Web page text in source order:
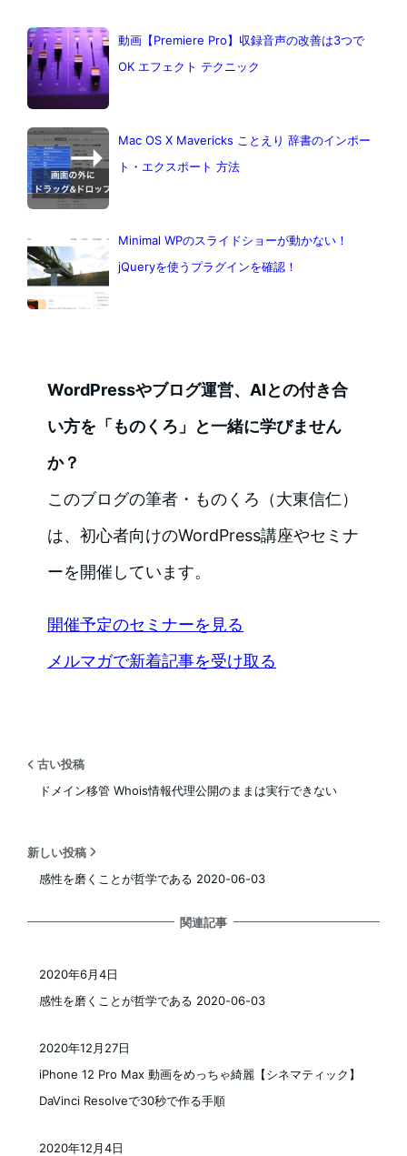
動画【Premiere Pro】収録音声の改善は3つで
OK エフェクト テクニック
Mac OS X Mavericks ことえり 辞書のインポー
ト・エクスポート 方法
Minimal WPのスライドショーが動かない！
jQueryを使うプラグインを確認！
WordPressやブログ運営、AIとの付き合
い方を「ものくろ」と一緒に学びません
か？
このブログの筆者・ものくろ（大東信仁）
は、初心者向けのWordPress講座やセミナ
ーを開催しています。
開催予定のセミナーを見る
メルマガで新着記事を受け取る
古い投稿
ドメイン移管 Whois情報代理公開のままは実行できない
新しい投稿
感性を磨くことが哲学である 2020-06-03
関連記事
感性を磨くことが哲学である 2020-06-03
2020年6月4日
iPhone 12 Pro Max 動画をめっちゃ綺麗【シネマティック】
DaVinci Resolveで30秒で作る手順
2020年12月27日
2020年12月4日